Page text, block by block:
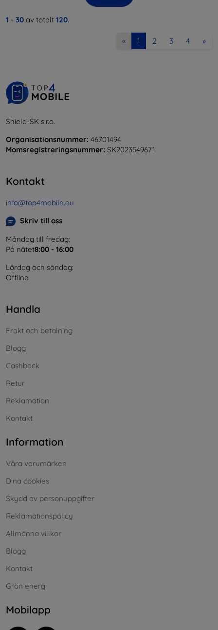
1 - 30 av totalt 120.
« 1 2 3 4 »
Shield-SK s.r.o.
Organisationsnummer: 46701494
Momsregistreringsnummer: SK2023549671
Kontakt
info@top4mobile.eu
Skriv till oss
Måndag till fredag:
På nätet8:00 - 16:00
Lördag och söndag:
Offline
Handla
Frakt och betalning
Blogg
Cashback
Retur
Reklamation
Kontakt
Information
Våra varumärken
Dina cookies
Skydd av personuppgifter
Reklamationspolicy
Allmänna villkor
Blogg
Kontakt
Grön energi
Mobilapp